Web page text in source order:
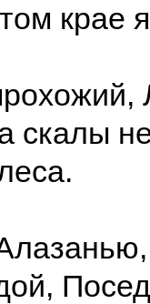
крае
скалы